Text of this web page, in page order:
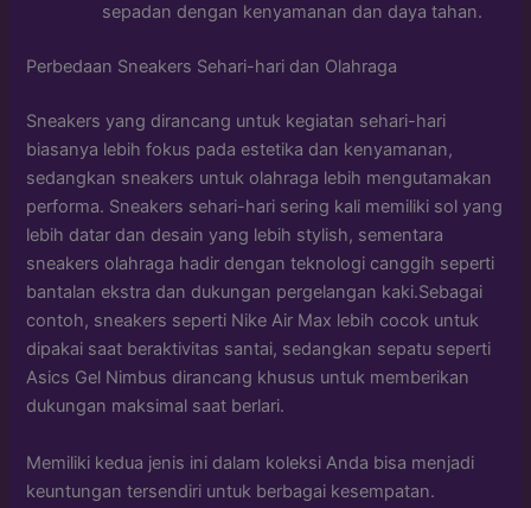
sepadan dengan kenyamanan dan daya tahan.
Perbedaan Sneakers Sehari-hari dan Olahraga
Sneakers yang dirancang untuk kegiatan sehari-hari
biasanya lebih fokus pada estetika dan kenyamanan,
sedangkan sneakers untuk olahraga lebih mengutamakan
performa. Sneakers sehari-hari sering kali memiliki sol yang
lebih datar dan desain yang lebih stylish, sementara
sneakers olahraga hadir dengan teknologi canggih seperti
bantalan ekstra dan dukungan pergelangan kaki.Sebagai
contoh, sneakers seperti Nike Air Max lebih cocok untuk
dipakai saat beraktivitas santai, sedangkan sepatu seperti
Asics Gel Nimbus dirancang khusus untuk memberikan
dukungan maksimal saat berlari.
Memiliki kedua jenis ini dalam koleksi Anda bisa menjadi
keuntungan tersendiri untuk berbagai kesempatan.